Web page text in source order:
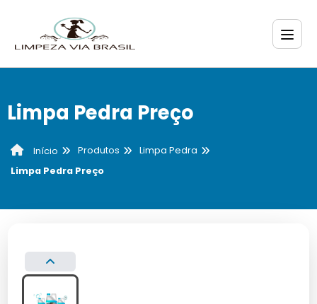
Limpa Pedra Preço
Início Produtos
Limpa Pedra
Limpa Pedra Preço